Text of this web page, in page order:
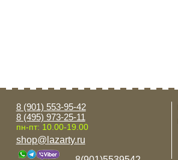
8 (901) 553-95-42
8 (495) 973-25-11
пн-пт: 10.00-19.00
shop@lazarty.ru